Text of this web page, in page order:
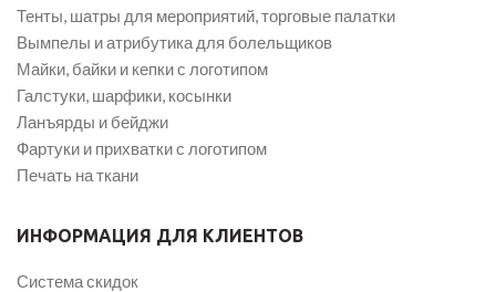
Тенты, шатры для мероприятий, торговые палатки
Вымпелы и атрибутика для болельщиков
Майки, байки и кепки с логотипом
Галстуки, шарфики, косынки
Ланъярды и бейджи
Фартуки и прихватки с логотипом
Печать на ткани
ИНФОРМАЦИЯ ДЛЯ КЛИЕНТОВ
Система скидок